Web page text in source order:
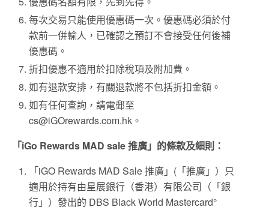
每次交易只能使用優惠碼一次。優惠碼必須於付
款前一併輸人，已確認之預訂不會接受任何後補
優惠碼。
折扣優惠不適用於扣除稅項及附加費。
如有退款安排，有關退款將不包括折扣金額。
如有任何查詢，請電郵至
cs@iGOrewards.com.hk。
「iGo Rewards MAD sale 推廣」的條款及細則：
「iGO Rewards MAD Sale 推廣」(「推廣」）只
適用於持有由星展銀行（香港）有限公司（「銀
行」）發出的 DBS Black World Mastercard°